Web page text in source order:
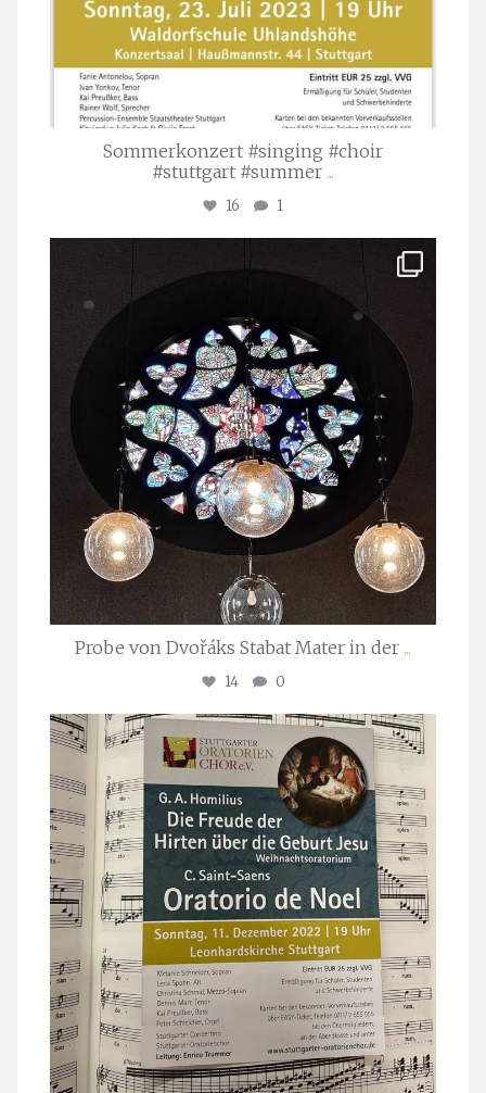
Sommerkonzert #singing #choir
#stuttgart #summer ...
16 1
Apr. 1
Probe von Dvořáks Stabat Mater in der ...
14 0
stuttgarter_oratorienchor
Nov. 29